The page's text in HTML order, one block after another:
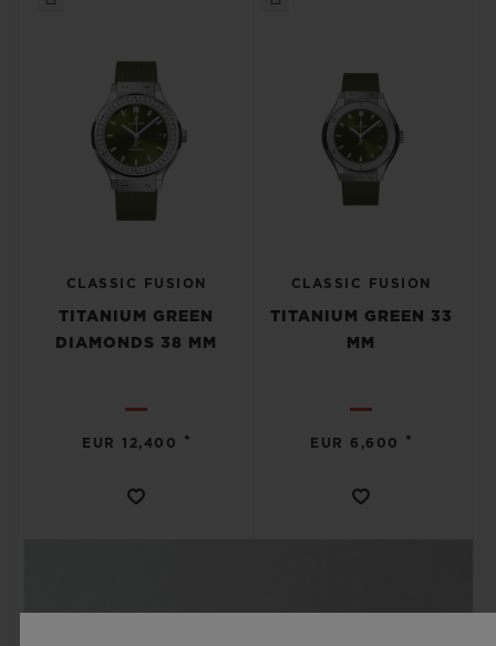
CLASSIC FUSION
TITANIUM GREEN
DIAMONDS 38 MM
EUR 12,400 •
CLASSIC FUSION
TITANIUM GREEN 33
MM
EUR 6,600 •